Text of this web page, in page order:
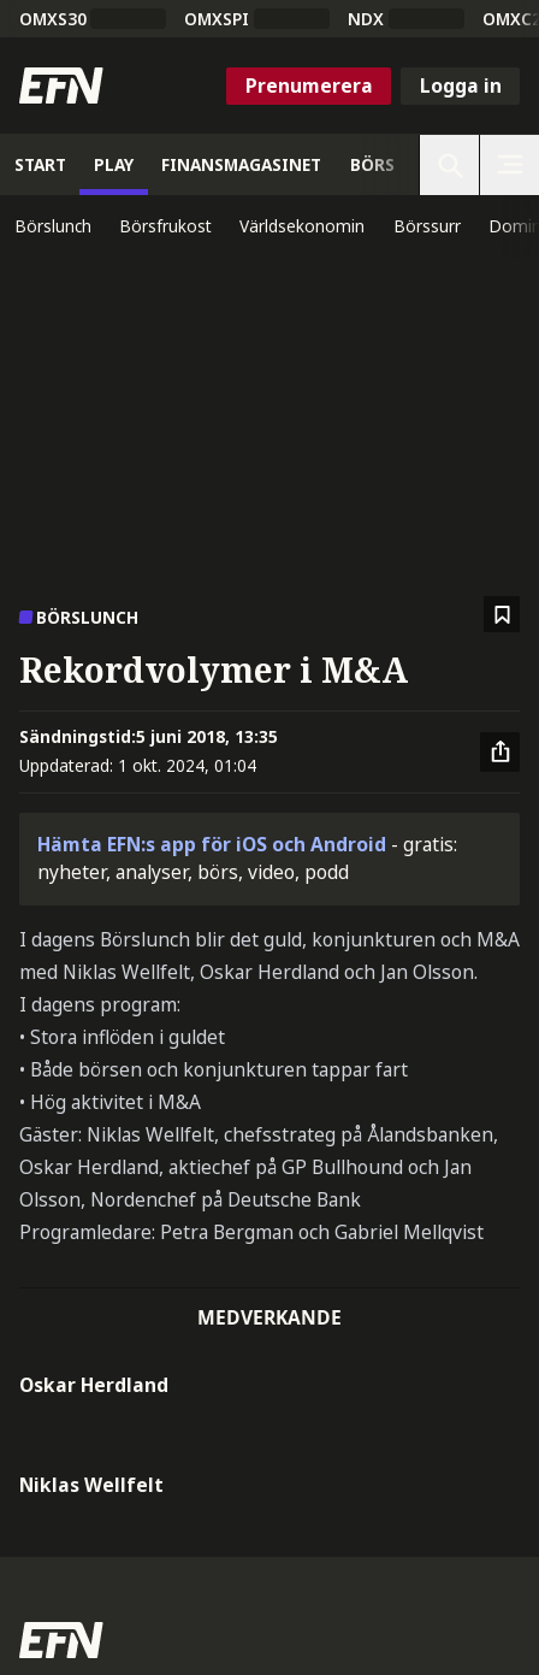
OMXS30 OMXSPI NDX
Prenumerera Logga in
START PLAY FINANSMAGASINET BÖRS
Börslunch Börsfrukost Världsekonomin Börssurr
BÖRSLUNCH
Rekordvolymer i M&A
Sändningstid:5 juni 2018, 13:35
Uppdaterad: 1 okt. 2024, 01:04
Hämta EFN:s app för iOS och Android - gratis:
nyheter, analyser, börs, video, podd
I dagens Börslunch blir det guld, konjunkturen och M&A
med Niklas Wellfelt, Oskar Herdland och Jan Olsson.
I dagens program:
• Stora inflöden i guldet
• Både börsen och konjunkturen tappar fart
• Hög aktivitet i M&A
Gäster: Niklas Wellfelt, chefsstrateg på Ålandsbanken,
Oskar Herdland, aktiechef på GP Bullhound och Jan
Olsson, Nordenchef på Deutsche Bank
Programledare: Petra Bergman och Gabriel Mellqvist
MEDVERKANDE
Oskar Herdland
Niklas Wellfelt